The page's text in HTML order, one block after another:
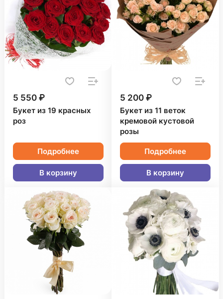
5 550 ₽
Букет из 19 красных
роз
Подробнее
В корзину
5 200 ₽
Букет из 11 веток
кремовой кустовой
розы
Подробнее
В корзину